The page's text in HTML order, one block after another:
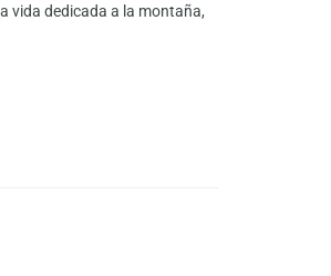
vida dedicada a la montaña,